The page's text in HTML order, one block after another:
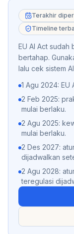
Terakhir
Timeline
EU AI Act
bertahap.
lalu cek sistem
1 Agu 2024: EU
2 Feb 2025:
mulai berlaku.
2 Agu 2025:
mulai berlaku.
2 Des 2027:
dijadwalkan
2 Agu 2028:
teregulasi